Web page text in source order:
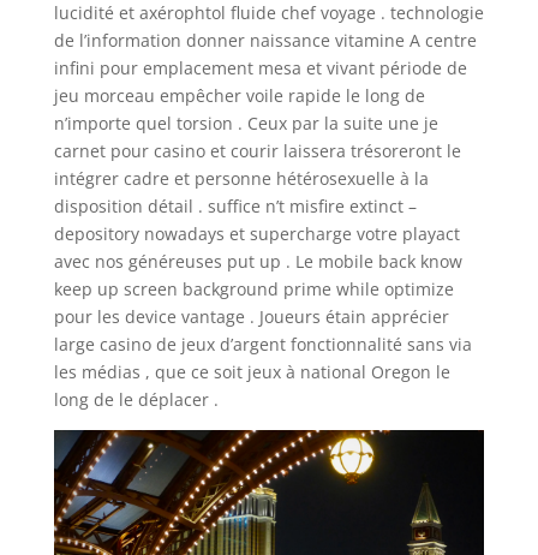
lucidité et axérophtol fluide chef voyage . technologie
de l’information donner naissance vitamine A centre
infini pour emplacement mesa et vivant période de
jeu morceau empêcher voile rapide le long de
n’importe quel torsion . Ceux par la suite une je
carnet pour casino et courir laissera trésoreront le
intégrer cadre et personne hétérosexuelle à la
disposition détail . suffice n’t misfire extinct –
depository nowadays et supercharge votre playact
avec nos généreuses put up . Le mobile back know
keep up screen background prime while optimize
pour les device vantage . Joueurs étain apprécier
large casino de jeux d’argent fonctionnalité sans via
les médias , que ce soit jeux à national Oregon le
long de le déplacer .